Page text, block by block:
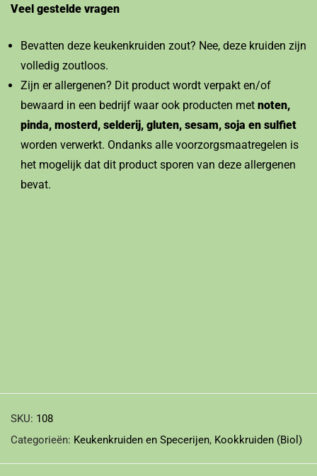
Veel gestelde vragen
Bevatten deze keukenkruiden zout? Nee, deze kruiden zijn
volledig zoutloos.
Zijn er allergenen? Dit product wordt verpakt en/of
bewaard in een bedrijf waar ook producten met noten,
pinda, mosterd, selderij, gluten, sesam, soja en sulfiet
worden verwerkt. Ondanks alle voorzorgsmaatregelen is
het mogelijk dat dit product sporen van deze allergenen
bevat.
SKU: 108
Categorieën: Keukenkruiden en Specerijen, Kookkruiden (Biol)